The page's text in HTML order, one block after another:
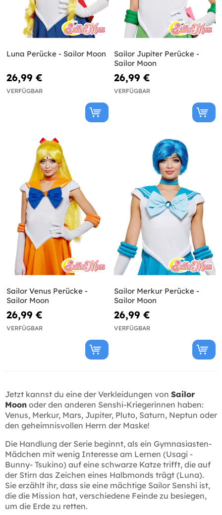
Luna Perücke - Sailor Moon
26,99 €
VERFÜGBAR
Sailor Jupiter Perücke -
Sailor Moon
26,99 €
VERFÜGBAR
Sailor Venus Perücke -
Sailor Moon
26,99 €
VERFÜGBAR
Sailor Merkur Perücke -
Sailor Moon
26,99 €
VERFÜGBAR
Jetzt kannst du eine der Verkleidungen von Sailor
Moon oder den anderen Senshi-Kriegerinnen haben:
Venus, Merkur, Mars, Jupiter, Pluto, Saturn, Neptun oder
den geheimnisvollen Herrn der Maske!
Die Handlung der Serie beginnt, als ein Gymnasiasten-
Mädchen mit wenig Interesse am Lernen (Usagi -
Bunny- Tsukino) auf eine schwarze Katze trifft, die auf
der Stirn das Zeichen eines Halbmonds trägt (Luna).
Sie erzählt ihr, dass sie eine mächtige Sailor Senshi ist,
die die Mission hat, verschiedene Feinde zu besiegen,
um die Erde zu retten.